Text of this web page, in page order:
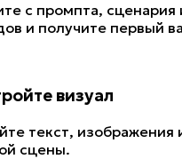
с промпта, сценария
и получите первый
визуал
текст, изображения
сцены.